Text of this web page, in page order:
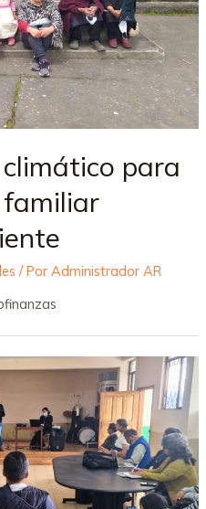
para
/ Por Administrador AR